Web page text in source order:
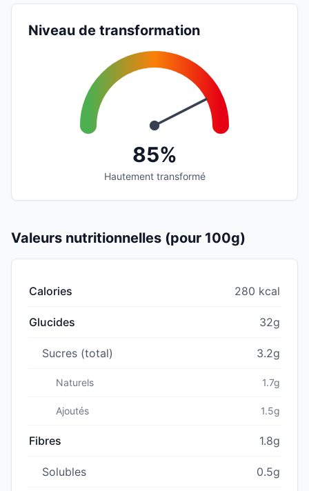
Niveau de transformation
85%
Hautement transformé
Valeurs nutritionnelles (pour 100g)
Calories 280 kcal
Glucides 32g
Sucres (total) 3.2g
Naturels 1.7g
Ajoutés 1.5g
Fibres 1.8g
Solubles 0.5g